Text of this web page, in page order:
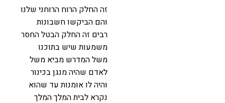
זה החלק הרוח הרוחני שלנו
והם הביקשו חשבונות
רבים זה החלק הבטל החסר
משמעות שיש בתוכנו
משל המדרש מביא משל
לאדם שהיה מנגן בכינור
והיה לו אומנות עד שהוא
נקרא לבית המלך המלך